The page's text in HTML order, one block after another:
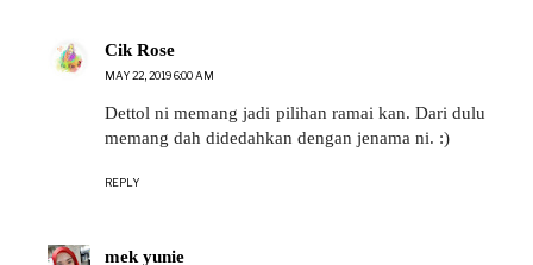
Cik Rose
MAY 22, 2019 6:00 AM
Dettol ni memang jadi pilihan ramai kan. Dari dulu
memang dah didedahkan dengan jenama ni. :)
REPLY
mek yunie